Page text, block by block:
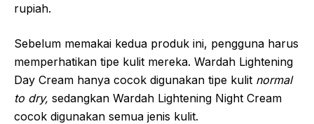
rupiah.
Sebelum memakai kedua produk ini, pengguna harus
memperhatikan tipe kulit mereka. Wardah Lightening
Day Cream hanya cocok digunakan tipe kulit normal
to dry, sedangkan Wardah Lightening Night Cream
cocok digunakan semua jenis kulit.